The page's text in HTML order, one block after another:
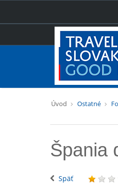
Úvod Ostatné
Špania
Späť